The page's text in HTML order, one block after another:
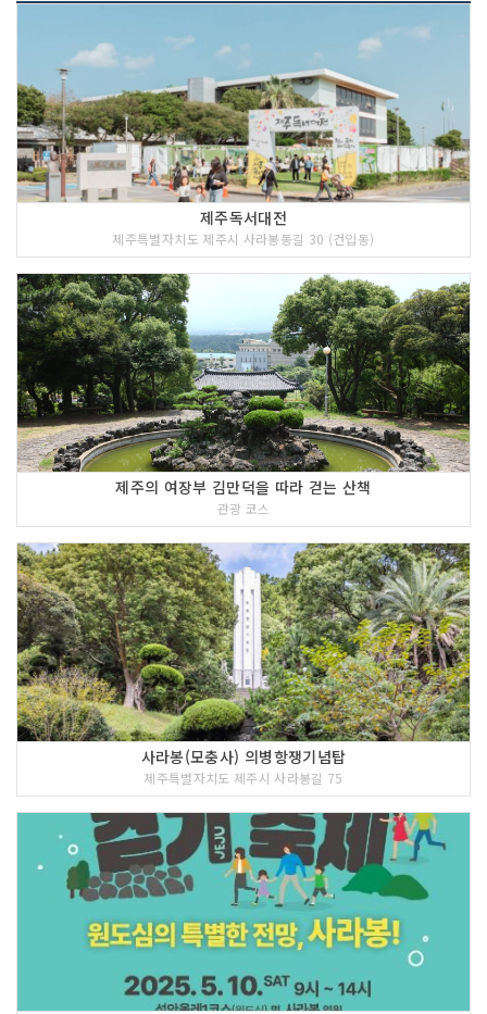
제주독서대전
제주특별자치도 제주시 사라봉동길 30 (건입동)
제주의 여장부 김만덕을 따라 걷는 산책
관광 코스
사라봉(모충사) 의병항쟁기념탑
제주특별자치도 제주시 사라봉길 75